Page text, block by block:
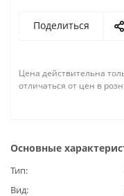
Поделиться
Цена действительна
отличаться от цен в
Основные
Тип
Вид